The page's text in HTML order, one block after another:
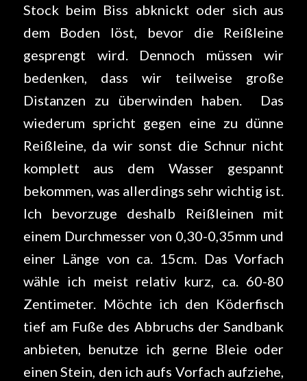
Stock beim Biss abknickt oder sich aus
dem Boden löst, bevor die Reißleine
gesprengt wird. Dennoch müssen wir
bedenken, dass wir teilweise große
Distanzen zu überwinden haben. Das
wiederum spricht gegen eine zu dünne
Reißleine, da wir sonst die Schnur nicht
komplett aus dem Wasser gespannt
bekommen, was allerdings sehr wichtig ist.
Ich bevorzuge deshalb Reißleinen mit
einem Durchmesser von 0,30-0,35mm und
einer Länge von ca. 15cm. Das Vorfach
wähle ich meist relativ kurz, ca. 60-80
Zentimeter. Möchte ich den Köderfisch
tief am Fuße des Abbruchs der Sandbank
anbieten, benutze ich gerne Bleie oder
einen Stein, den ich aufs Vorfach aufziehe,